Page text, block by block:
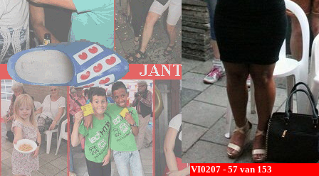
VI0207 - 57 van 153